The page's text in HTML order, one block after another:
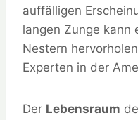
auffälligen
langen Zunge kann
Nestern
Experten in der
Der Lebensraum